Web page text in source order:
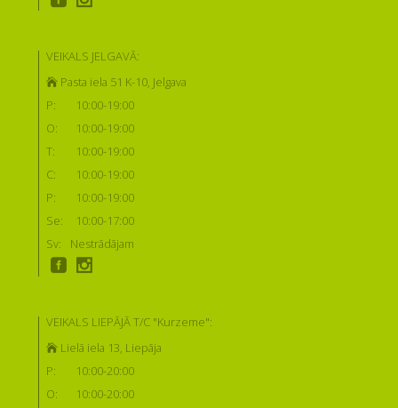
VEIKALS JELGAVĀ:
Pasta iela 51 K-10, Jelgava
P:
10:00-19:00
O:
10:00-19:00
T:
10:00-19:00
C:
10:00-19:00
P:
10:00-19:00
Se:
10:00-17:00
Sv:
Nestrādājam
VEIKALS LIEPĀJĀ T/C "Kurzeme":
Lielā iela 13, Liepāja
P:
10:00-20:00
O:
10:00-20:00